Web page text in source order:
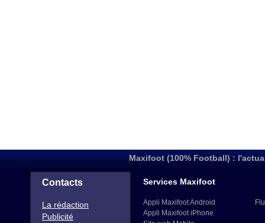
Maxifoot (100% Football) :
Contacts
La rédaction
Publicité
Services Maxifoot
Appli Maxifoot Android
Appli Maxifoot iPhone